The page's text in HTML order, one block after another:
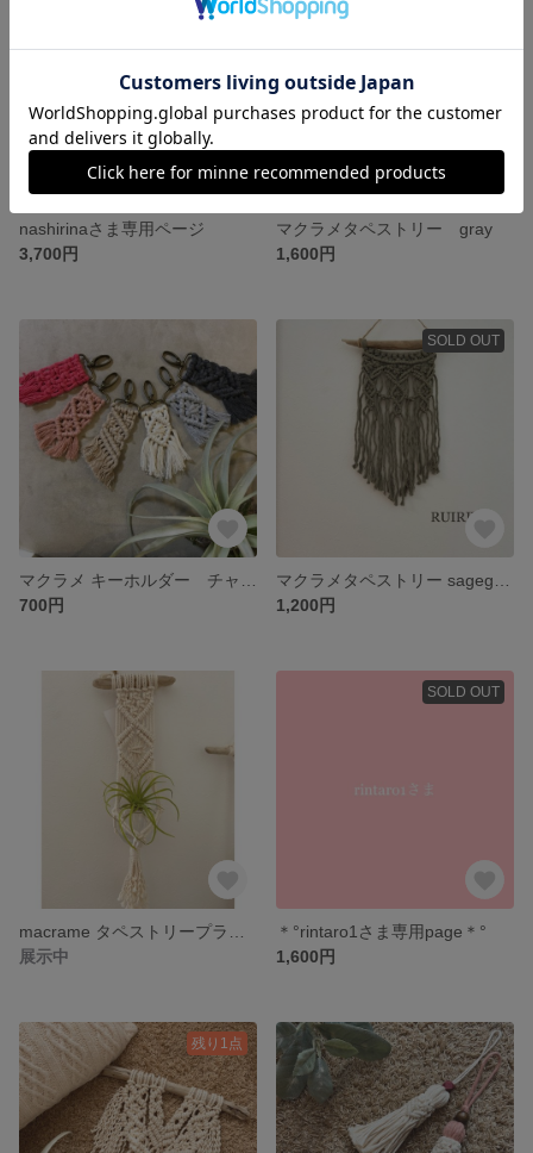
nashirinaさま専用ページ
3,700円
マクラメタペストリー gray
1,600円
700円
SOLD OUT
1,200円
展示中
SOLD OUT
＊°rintaro1さま専用page＊°
1,600円
残り1点